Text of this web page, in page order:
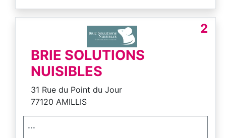
2
BRIE SOLUTIONS
NUISIBLES
31 Rue du Point du Jour
77120 AMILLIS
...